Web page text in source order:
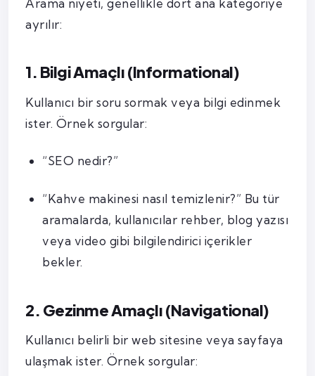
ayrılır:
1. Bilgi Amaçlı (Informational)
Kullanıcı bir soru sormak veya bilgi edinmek
ister. Örnek sorgular:
“SEO nedir?”
“Kahve makinesi nasıl temizlenir?” Bu tür
aramalarda, kullanıcılar rehber, blog yazısı
veya video gibi bilgilendirici içerikler
bekler.
2. Gezinme Amaçlı (Navigational)
Kullanıcı belirli bir web sitesine veya sayfaya
ulaşmak ister. Örnek sorgular: